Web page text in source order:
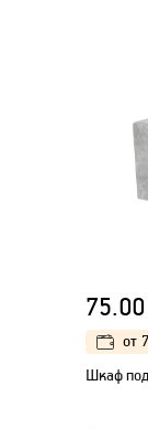
75.00
от
Шкаф